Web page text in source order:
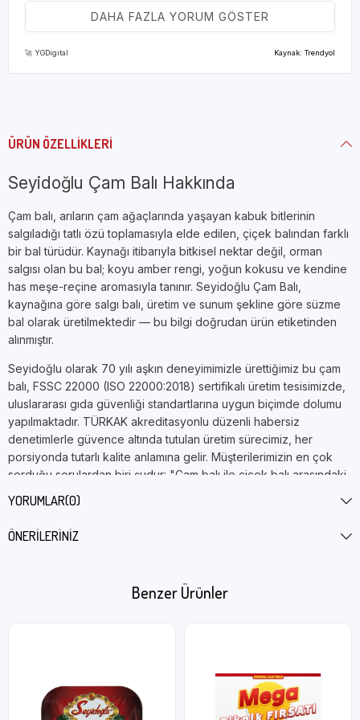
(0)
Ş** A**
tavsiye ederim lezzetli
DAHA FAZLA YORUM GÖSTER
🚀 YGDigital Kaynak: Trendyol
ÜRÜN ÖZELLIKLERI
Seyidoğlu Çam Balı Hakkında
Çam balı, arıların çam ağaçlarında yaşayan kabuk bitlerinin
salgıladığı tatlı özü toplamasıyla elde edilen, çiçek balından farklı
bir bal türüdür. Kaynağı itibarıyla bitkisel nektar değil, orman
salgısı olan bu bal; koyu amber rengi, yoğun kokusu ve kendine
has meşe-reçine aromasıyla tanınır. Seyidoğlu Çam Balı,
kaynağına göre salgı balı, üretim ve sunum şekline göre süzme
bal olarak üretilmektedir — bu bilgi doğrudan ürün etiketinden
alınmıştır.
Seyidoğlu olarak 70 yılı aşkın deneyimimizle ürettiğimiz bu çam
balı, FSSC 22000 (ISO 22000:2018) sertifikalı üretim tesisimizde,
uluslararası gıda güvenliği standartlarına uygun biçimde dolumu
yapılmaktadır. TÜRKAK akreditasyonlu düzenli habersiz
denetimlerle güvence altında tutulan üretim sürecimiz, her
porsiyonda tutarlı kalite anlamına gelir. Müşterilerimizin en çok
sorduğu sorulardan biri şudur: "Çam balı ile çiçek balı arasındaki
fark nedir?" Temel fark kaynakta yatar — çam balı nektar değil
orman salgısından elde edildiğinden mineral içeriği farklıdır ve
glukoz oranı genellikle daha düşük kalır, bu da kristalleşme
sürecini yavaşlatır.
açısından önemli avantajlar sağlar. Otel kahvaltı büfesi düşünün:
tahin ve pekmez ürünlerimize
de göz atabilir.
YORUMLAR(0)
ÖNERILERINIZ
Benzer Ürünler